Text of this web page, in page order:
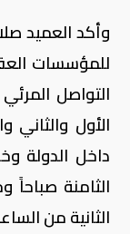
وأكد العميد
للمؤسسات
التواصل
الأول والثاني
داخل الدولة
الثامنة صباحاً
الثانية من